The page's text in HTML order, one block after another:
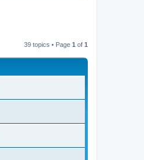
39 topics • Page 1 of 1